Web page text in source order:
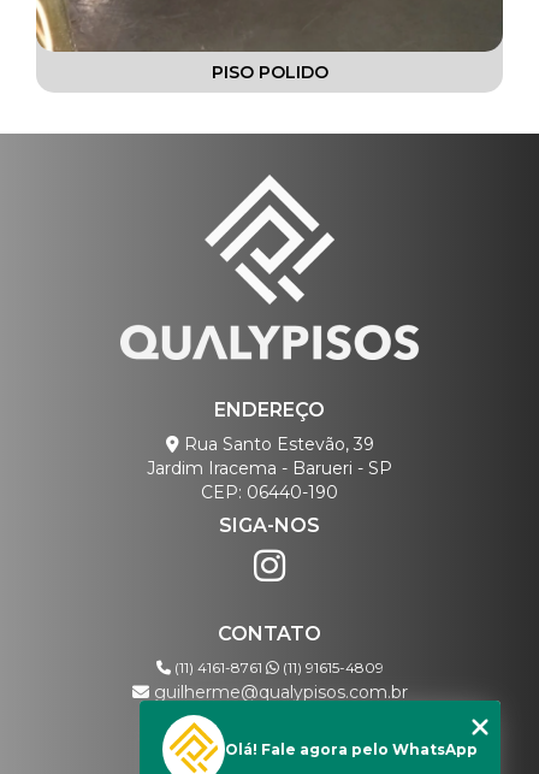
PISO POLIDO
ENDEREÇO
Rua Santo Estevão, 39
Jardim Iracema - Barueri - SP
CEP: 06440-190
SIGA-NOS
CONTATO
(11) 4161-8761 (11) 91615-4809
guilherme@qualypisos.com.br
Olá! Fale agora pelo WhatsApp